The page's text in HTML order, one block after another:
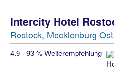
Intercity Hotel
Rostock, Mecklenburg
4.9 - 93 % Weiterempfehlung